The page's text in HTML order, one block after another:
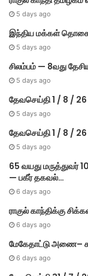
5 days ago
இந்திய மக்கள் தொகை
5 days ago
சிலம்பம் — 8வது
5 days ago
தேவசெய்தி 1 / 8 / 26
5 days ago
தேவசெய்தி 1 / 8 / 26
5 days ago
65 வயது மருத்துவர்
— பகீர் தகவல்…
6 days ago
ராகுல் காந்திக்கு
6 days ago
மேகே​தாட்டு அணை–
6 days ago